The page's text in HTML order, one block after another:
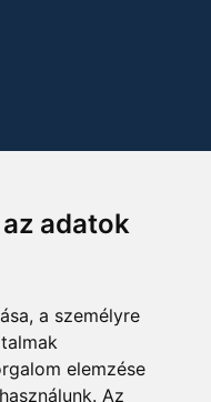
adatok
a személyre
elemzése
Az